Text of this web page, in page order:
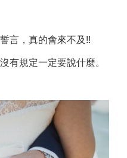
言，真的會來不及!!
有規定一定要說什麼。